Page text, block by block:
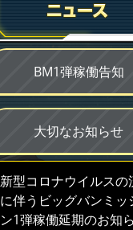
BM1弾稼働告知
大切なお知らせ
新型コロナウイルスの
に伴うビッグバンミッ
ン1弾稼働延期のお知